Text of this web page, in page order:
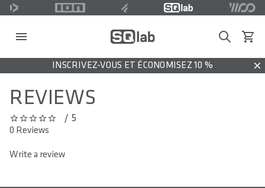
SearchVoir
INSCRIVEZ-VOUS ET ÉCONOMISEZ 10 %
REVIEWS
0 out of 5 stars/ 5
0 Reviews
Write a review